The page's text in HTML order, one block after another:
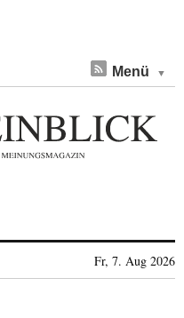
Menü
Fr, 7. Aug 2026